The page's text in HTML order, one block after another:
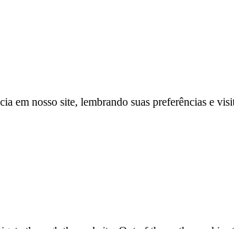
em nosso site, lembrando suas preferências e